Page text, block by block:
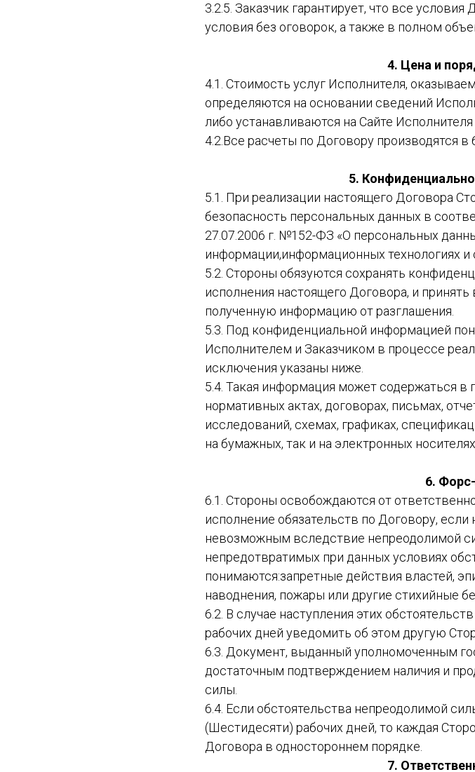
3.2.5. Заказчик гарантирует, что все
условия без оговорок, а также в полном
4. Цена и
4.1. Стоимость услуг Исполнителя,
определяются на основании сведений
либо устанавливаются на Сайте
4.2.Все расчеты по Договору производятся в
5.
5.1. При реализации настоящего Договора
безопасность персональных данных в
27.07.2006 г. №152-ФЗ «О персональных
информации,информационных технологиях и
5.2. Стороны обязуются сохранять
исполнения настоящего Договора, и
полученную информацию от разглашения.
5.3. Под конфиденциальной информацией
Исполнителем и Заказчиком в процессе
исключения указаны ниже.
5.4. Такая информация может содержаться
нормативных актах, договорах, письмах,
исследований, схемах, графиках,
на бумажных, так и на электронных носителях.
6.
6.1. Стороны освобождаются от
исполнение обязательств по Договору,
невозможным вследствие непреодолимой
непредотвратимых при данных условиях
понимаются:запретные действия властей,
наводнения, пожары или другие стихийные
6.2. В случае наступления этих
рабочих дней уведомить об этом другую
6.3. Документ, выданный уполномоченным
достаточным подтверждением наличия и
силы.
6.4. Если обстоятельства непреодолимой
(Шестидесяти) рабочих дней, то каждая
Договора в одностороннем порядке.
7.